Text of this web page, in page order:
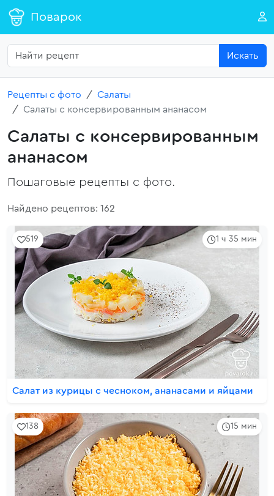
Поварок
Искать
Рецепты с фото
Салаты
Салаты с консервированным ананасом
Салаты с консервированным
ананасом
Пошаговые рецепты с фото.
Найдено рецептов: 162
1 ч 35 мин
519
Салат из курицы с чесноком, ананасами и яйцами
15 мин
138